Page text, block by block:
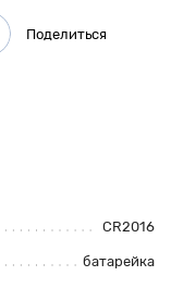
CR2016
батарейка